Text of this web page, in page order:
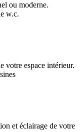
ou moderne.
w.c.
votre espace intérieur.
et éclairage de votre